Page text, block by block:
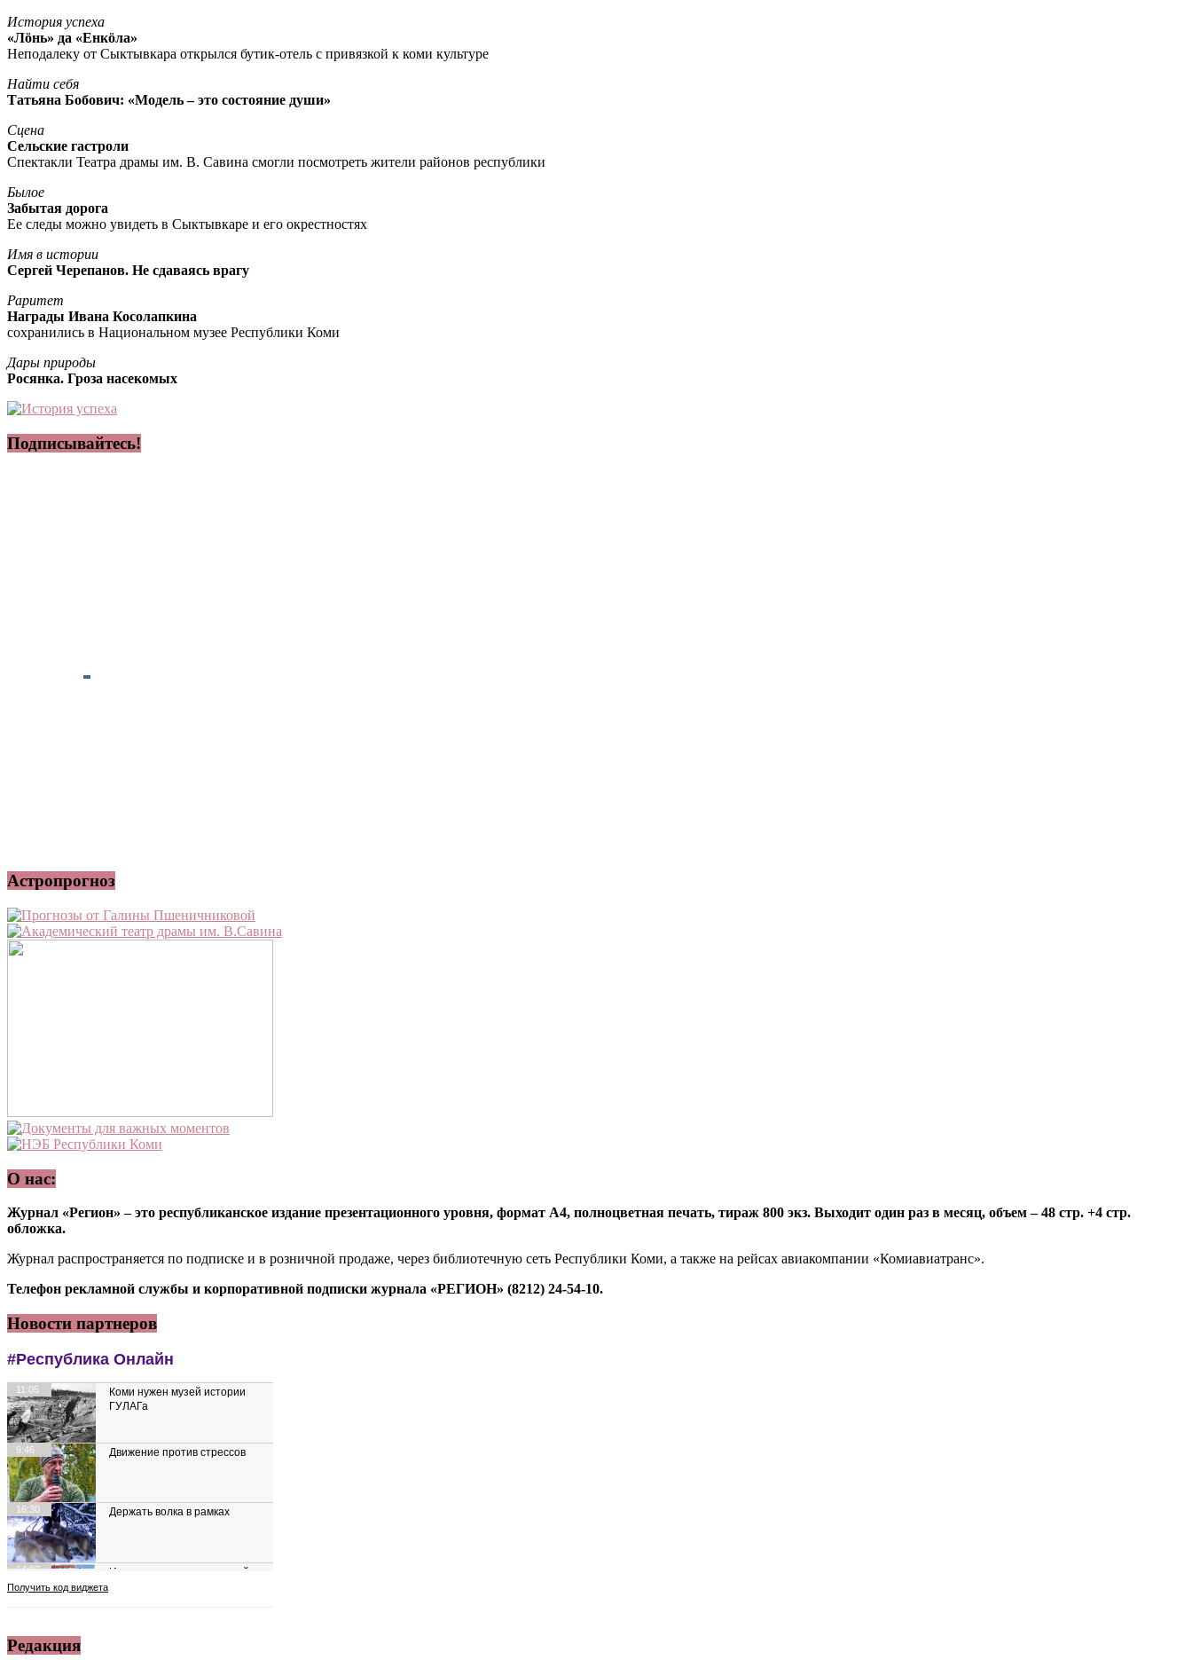
История успеха
«Лöнь» да «Енкöла»
Неподалеку от Сыктывкара открылся бутик-отель с привязкой к коми культуре
Найти себя
Татьяна Бобович: «Модель – это состояние души»
Сцена
Сельские гастроли
Спектакли Театра драмы им. В. Савина смогли посмотреть жители районов республики
Былое
Забытая дорога
Ее следы можно увидеть в Сыктывкаре и его окрестностях
Имя в истории
Сергей Черепанов. Не сдаваясь врагу
Раритет
Награды Ивана Косолапкина
сохранились в Национальном музее Республики Коми
Дары природы
Росянка. Гроза насекомых
Подписывайтесь!
Астропрогноз
О нас:
Журнал «Регион» – это республиканское издание презентационного уровня, формат А4, полноцветная печать, тираж 800 экз. Выходит один раз в месяц, объем – 48 стр. +4 стр.
обложка.
Журнал распространяется по подписке и в розничной продаже, через библиотечную сеть Республики Коми, а также на рейсах авиакомпании «Комиавиатранс».
Телефон рекламной службы и корпоративной подписки журнала «РЕГИОН» (8212) 24-54-10.
Новости партнеров
Редакция